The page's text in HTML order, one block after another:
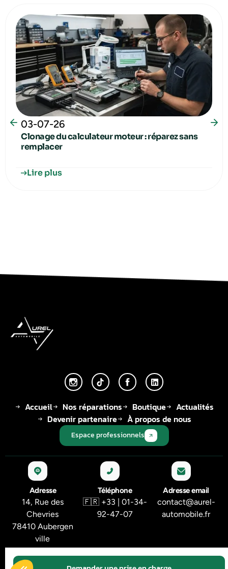
03-07-26
Clonage du calculateur moteur : réparez sans
remplacer
Lire plus
Accueil Nos réparations Boutique
Actualités
Devenir partenaire
À propos de nous
Espace professionnels
Adresse
14, Rue des
Chevries
78410 Aubergen
ville
Téléphone
🇫🇷 +33 | 01-34-
92-47-07
Adresse email
contact@aurel-
automobile.fr
© 2026 Tous droits réservés - AUREL AUTOMOBILE